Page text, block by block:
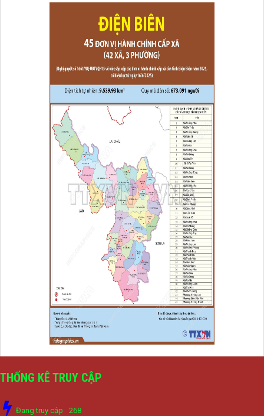
THỐNG KÊ TRUY CẬP
Đang truy cập 268